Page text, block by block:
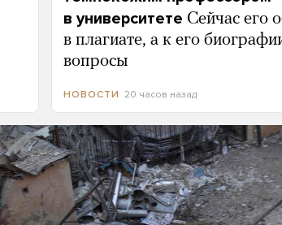
в университете Сейчас его
в плагиате, а к его
вопросы
НОВОСТИ 20 часов назад